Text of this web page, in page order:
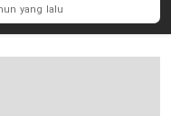
yang lalu